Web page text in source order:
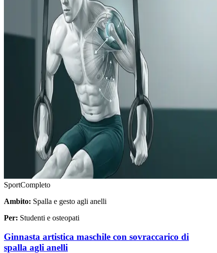
SportCompleto
Ambito: Spalla e gesto agli anelli
Per: Studenti e osteopati
Ginnasta artistica maschile con sovraccarico di
spalla agli anelli